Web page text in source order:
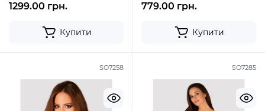
1299.00 грн.
Купити
779.00 грн.
Купити
SO7258 SO7285